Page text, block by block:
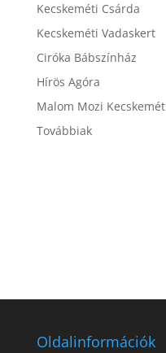
Kecskeméti Csárda
Kecskeméti Vadaskert
Ciróka Bábszínház
Hírös Agóra
Malom Mozi Kecskemét
Továbbiak
Oldalinformációk